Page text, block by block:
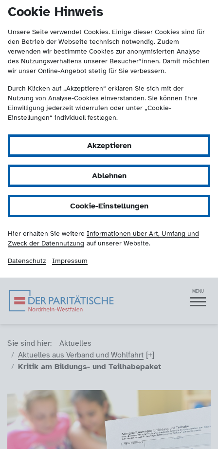
Cookie Hinweis
Unsere Seite verwendet Cookies. Einige dieser Cookies sind für
den Betrieb der Webseite technisch notwendig. Zudem
verwenden wir bestimmte Cookies zur anonymisierten Analyse
des Nutzungsverhaltens unserer Besucher*innen. Damit möchten
wir unser Online-Angebot stetig für Sie verbessern.
Durch Klicken auf „Akzeptieren“ erklären Sie sich mit der
Nutzung von Analyse-Cookies einverstanden. Sie können Ihre
Einwilligung jederzeit widerrufen oder unter „Cookie-
Einstellungen“ individuell festlegen.
Akzeptieren
Ablehnen
Cookie-Einstellungen
Hier erhalten Sie weitere Informationen über Art, Umfang und
Zweck der Datennutzung auf unserer Website.
Datenschutz Impressum
Der Paritätische NRW
springen
(Kontakt und Suche) springen.
Navigation MENÜ
Sie sind hier (Breadcrumb)
Sie sind hier:
Aktuelles
Aktuelles aus Verband und Wohlfahrt
Kritik am Bildungs- und Teilhabepaket